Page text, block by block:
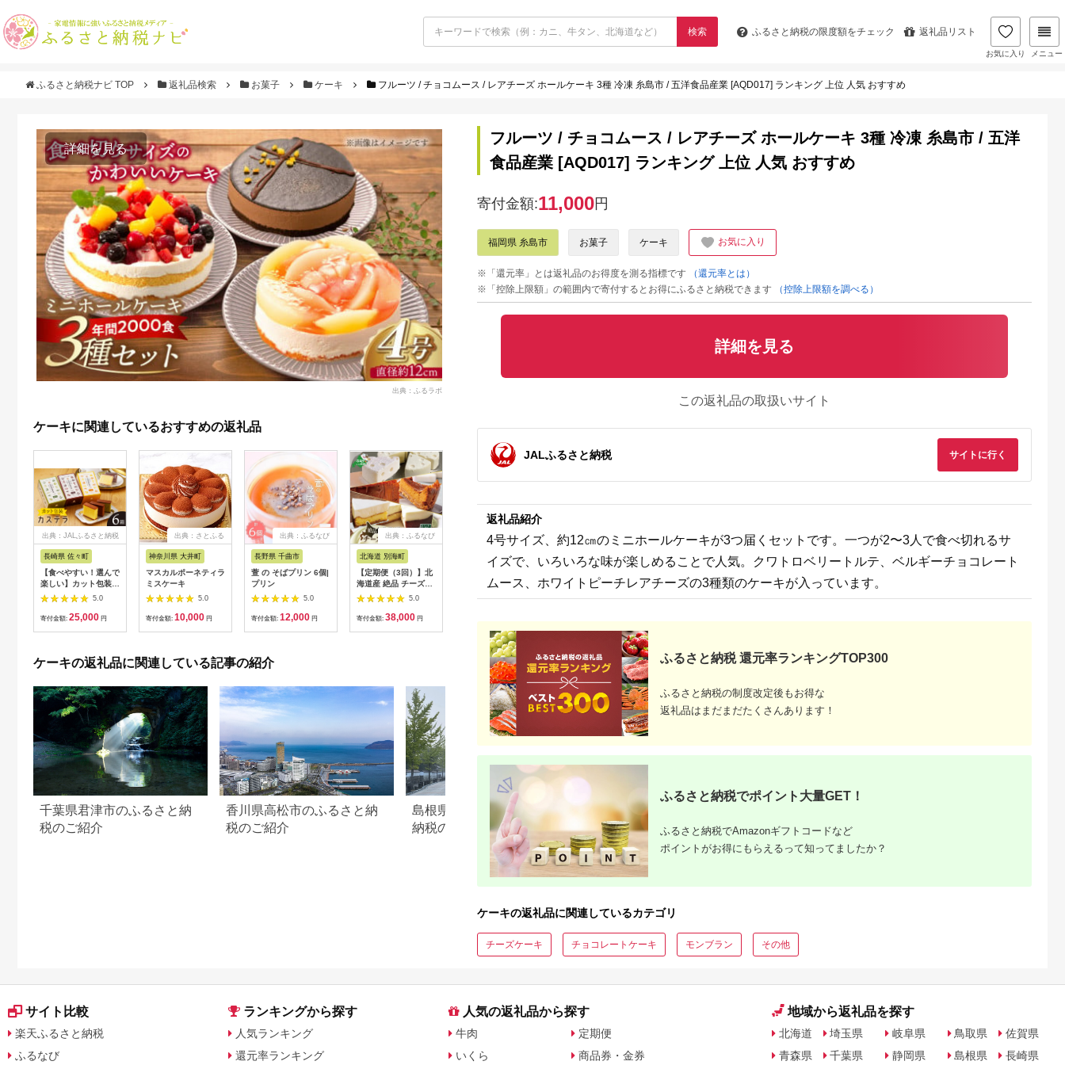
検索 ふるさと納税の限度額をチェック 返礼品リスト
お気に入り メニュー
ふるさと納税ナビ TOP 返礼品検索 お菓子 ケーキ フルーツ / チョコムース / レアチーズ ホールケーキ 3種 冷凍 糸島市 / 五洋食品産業 [AQD017] ランキング 上位 人気 おすすめ
詳細を見る
出典：ふるラボ
ケーキに関連しているおすすめの返礼品
出典：JALふるさと納税
長崎県 佐々町
【食べやすい！選んで
楽しい】カット包装
カステラ 6箱入「1箱
5個入り」（プレーン
×2・抹茶×2・チョコ
5.0
寄付金額: 25,000 円
出典：さとふる
神奈川県 大井町
マスカルポーネティラ
ミスケーキ
5.0
寄付金額: 10,000 円
出典：ふるなび
長野県 千曲市
萱 の そばプリン 6個|
プリン
5.0
寄付金額: 12,000 円
出典：ふるなび
北海道 別海町
【定期便（3回）】北
海道産 絶品 チーズケ
ーキ 3種 翌月から配
送 チーズケーキ
5.0
寄付金額: 38,000 円
出典：ふるさとチョイ
ス
大阪府 泉佐野市
ーキカフェcafeblow
5.0
出典：ふるなび
京都府
抹茶 カステラ 京都
5.0
出典：ふるなび
佐賀県 江北町
チーズケーキ チーズ
5.0
出典：ANAのふるさと
山形県 鶴岡市
ミ・キュイカカオ 各1
5.0
出典：ふるなび
福岡県 糸島市
5.0
静岡県 富士宮市
ケーキの返礼品に関連している記事の紹介
千葉県君津市のふるさと納
税のご紹介
香川県高松市のふるさと納
税のご紹介
島根県津和野町のふるさと
納税のご紹介
茨城県筑西市のふるさと納
税のご紹介
フルーツ / チョコムース / レアチーズ ホールケーキ 3種 冷凍 糸島市 / 五洋
食品産業 [AQD017] ランキング 上位 人気 おすすめ
寄付金額:11,000円
福岡県 糸島市 お菓子 ケーキ お気に入り
※「還元率」とは返礼品のお得度を測る指標です
（還元率とは）
※「控除上限額」の範囲内で寄付するとお得にふるさと納税できます
（控除上限額を調べる）
詳細を見る
この返礼品の取扱いサイト
JALふるさと納税 サイトに行く
返礼品紹介
4号サイズ、約12㎝のミニホールケーキが3つ届くセットです。一つが2〜3人で食べ切れるサ
イズで、いろいろな味が楽しめることで人気。クワトロベリートルテ、ベルギーチョコレート
ムース、ホワイトピーチレアチーズの3種類のケーキが入っています。
ふるさと納税 還元率ランキングTOP300
ふるさと納税の制度改定後もお得な
返礼品はまだまだたくさんあります！
ふるさと納税でポイント大量GET！
ふるさと納税でAmazonギフトコードなど
ポイントがお得にもらえるって知ってましたか？
ケーキの返礼品に関連しているカテゴリ
チーズケーキ チョコレートケーキ モンブラン その他
サイト比較
楽天ふるさと納税
ふるなび
ランキングから探す
人気ランキング
還元率ランキング
人気の返礼品から探す
牛肉
いくら
定期便
商品券・金券
地域から返礼品を探す
北海道
青森県
埼玉県
千葉県
岐阜県
静岡県
鳥取県
島根県
佐賀県
長崎県